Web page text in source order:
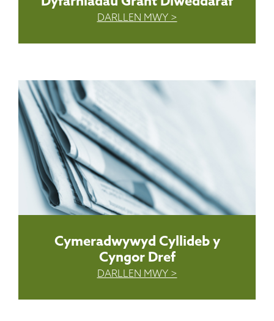
DARLLEN MWY >
Cymeradwywyd Cyllideb y
Cyngor Dref
DARLLEN MWY >